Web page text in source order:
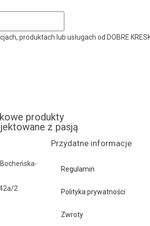
produktach lub usługach od DOBRE
produkty
z pasją
Bocheńska-
2
Przydatne informacje
Regulamin
Polityka prywatności
Zwroty